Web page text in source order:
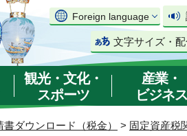
Foreign language
文字サイズ・
観光・文化・
スポーツ
産業・
ビジネス
書ダウンロード（税金） > 固定資産税